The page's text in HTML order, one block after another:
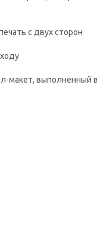
с двух сторон
макет, выполненный